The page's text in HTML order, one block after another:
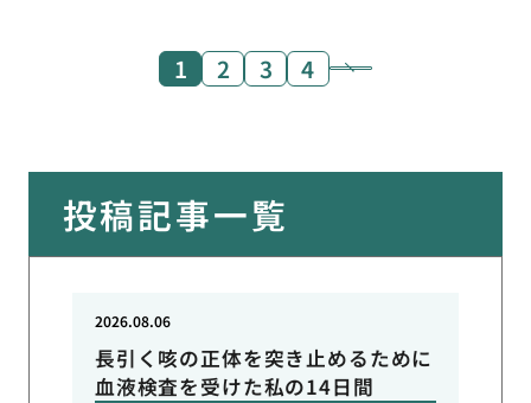
1 2 3 4
投稿記事一覧
長引く咳の正体を突き止めるために
血液検査を受けた私の14日間
2026.08.06